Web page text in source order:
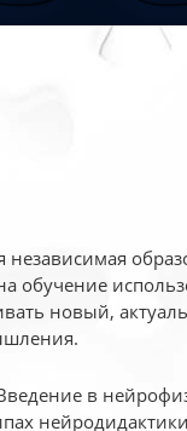
обучение
новый,
в